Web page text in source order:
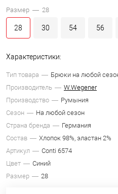
Размер — 28
28 30 54 56
Характеристики:
Тип товара
Брюки на любой
Производитель
W.Wegener
Производство
Румыния
Сезон
На любой сезон
Страна бренда
Германия
Состав
Хлопок 98%, эластан 2%
Артикул
Conti 6574
Цвет
Синий
Размер
28